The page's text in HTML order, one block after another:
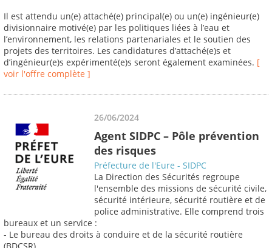
Il est attendu un(e) attaché(e) principal(e) ou un(e) ingénieur(e)
divisionnaire motivé(e) par les politiques liées à l’eau et
l’environnement, les relations partenariales et le soutien des
projets des territoires. Les candidatures d’attaché(e)s et
d’ingénieur(e)s expérimenté(e)s seront également examinées. [
voir l'offre complète ]
26/06/2024
Agent SIDPC – Pôle prévention
des risques
Préfecture de l'Eure - SIDPC
La Direction des Sécurités regroupe
l'ensemble des missions de sécurité civile,
sécurité intérieure, sécurité routière et de
police administrative. Elle comprend trois
bureaux et un service :
- Le bureau des droits à conduire et de la sécurité routière